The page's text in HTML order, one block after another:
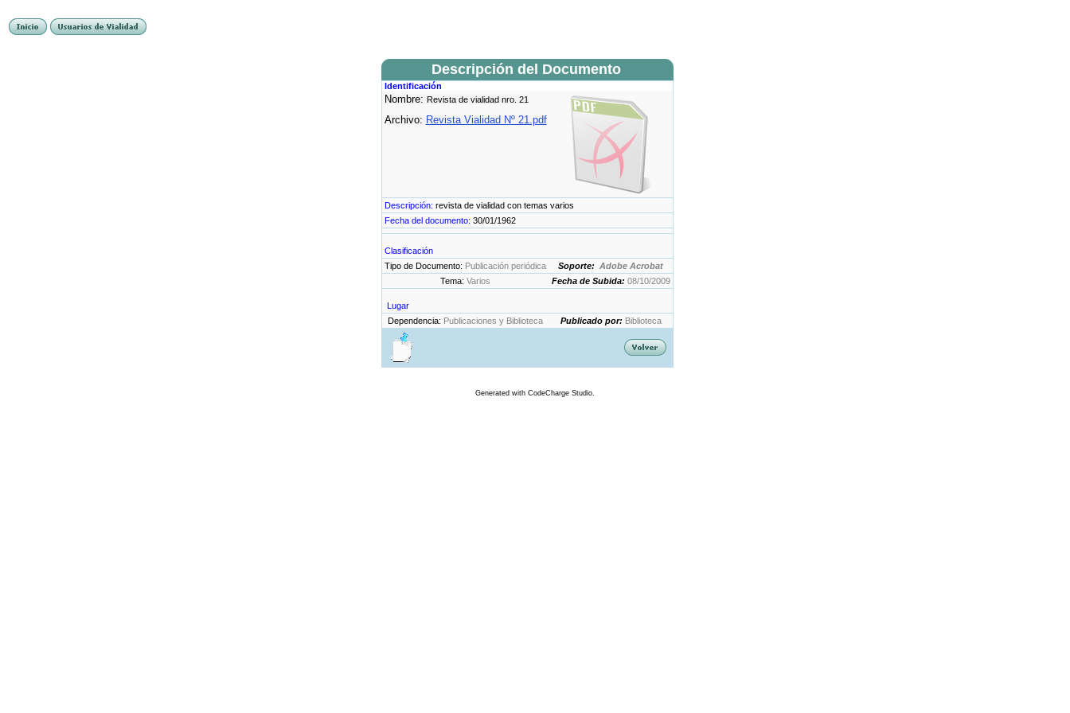
Descripción del Documento
Identificación
Nombre: Revista de vialidad nro. 21
Archivo: Revista Vialidad Nº 21.pdf
Descripción: revista de vialidad con temas varios
Fecha del documento: 30/01/1962
Clasificación
Tipo de Documento: Publicación periódica Soporte: Adobe Acrobat
Tema: Varios Fecha de Subida: 08/10/2009
Lugar
Dependencia: Publicaciones y Biblioteca Publicado por: Biblioteca
Generated with CodeCharge Studio.